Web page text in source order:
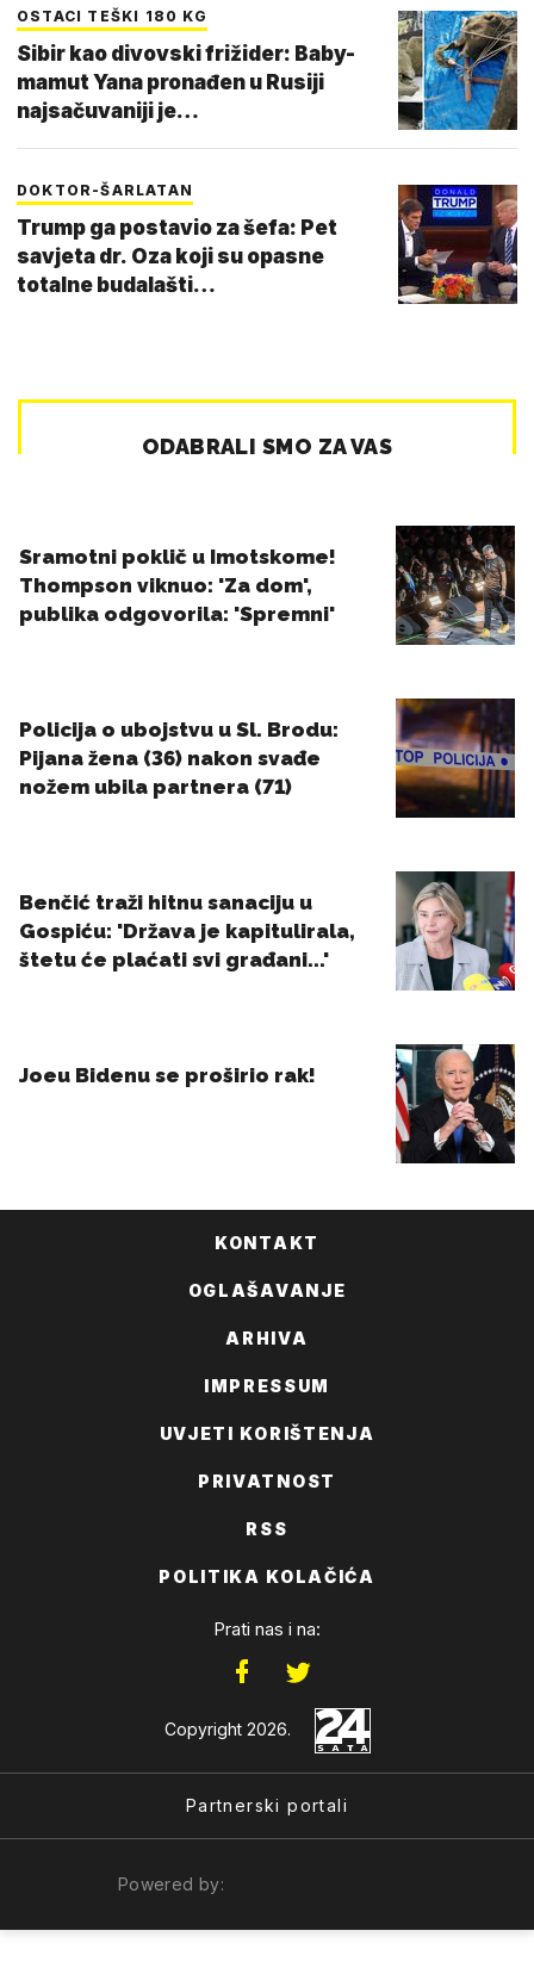
OSTACI TEŠKI 180 KG
Sibir kao divovski frižider: Baby-
mamut Yana pronađen u Rusiji
najsačuvaniji je…
DOKTOR-ŠARLATAN
Trump ga postavio za šefa: Pet
savjeta dr. Oza koji su opasne
totalne budalašti…
KONTAKT
OGLAŠAVANJE
ARHIVA
IMPRESSUM
UVJETI KORIŠTENJA
PRIVATNOST
RSS
POLITIKA KOLAČIĆA
Prati nas i na:
Copyright 2026.
Partnerski portali
Powered by: